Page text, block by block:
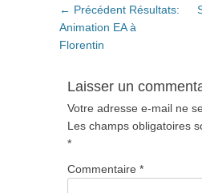
Navigation
de
l’article
← Précédent Article
précédent
Résultats:
Animation EA à
Florentin
Laisser un
Votre adresse e-mail ne
Les champs obligatoires
*
Commentaire *